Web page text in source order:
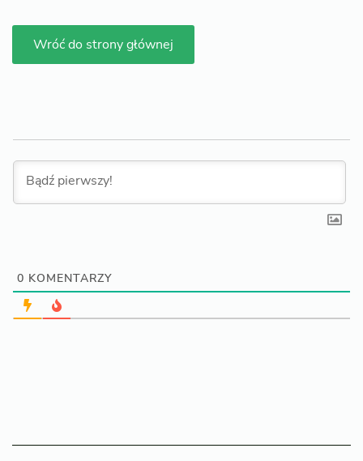
Wróć do strony głównej
0 KOMENTARZY